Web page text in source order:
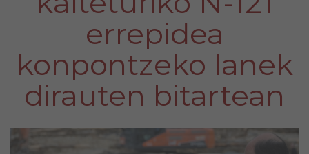
errepidea
konpontzeko lanek
dirauten bitartean